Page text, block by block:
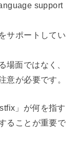
support
サポートしてい
面ではなく、
意が必要です。
」が何を指す
ることが重要で